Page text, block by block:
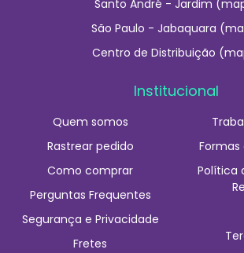
Santo André - Jardim
São Paulo - Jabaquara
Centro de Distribuição
Institucional
Quem somos
Rastrear pedido
Como comprar
Perguntas Frequentes
Segurança e Privacidade
Fretes
Política